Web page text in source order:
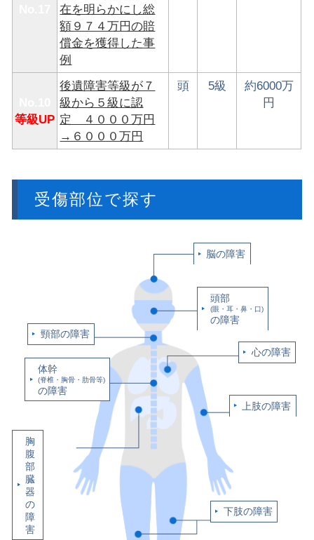
在を明らかにし総
額９７４万円の賠
償金を獲得した事
例
等級UP
後遺障害等級が７
級から５級に認
定 ４０００万円
→６０００万円
頭 5級
約6000万
円
受傷部位で探す
脳の障害
頭部
(眼・耳・鼻・口)
の障害
頸部の障害
体幹
(脊椎・胸骨・肋骨等)
の障害
上肢の障害
胸
腹
部
臓
器
の
障
害
下肢の障害
心の障害